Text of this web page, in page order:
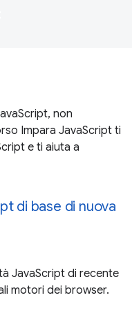
non
Impara JavaScript ti
e ti aiuta a
di base di nuova
JavaScript di recente
motori dei browser.